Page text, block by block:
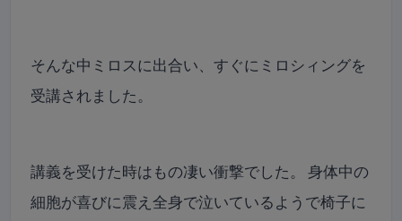
そんな中ミロスに出合い、すぐにミロシィングを
受講されました。
講義を受けた時はもの凄い衝撃でした。 身体中の
細胞が喜びに震え全身で泣いているようで椅子に